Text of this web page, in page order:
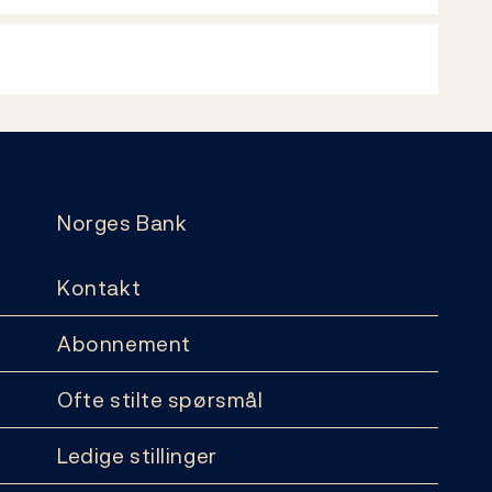
Norges Bank
Kontakt
Abonnement
Ofte stilte spørsmål
Ledige stillinger